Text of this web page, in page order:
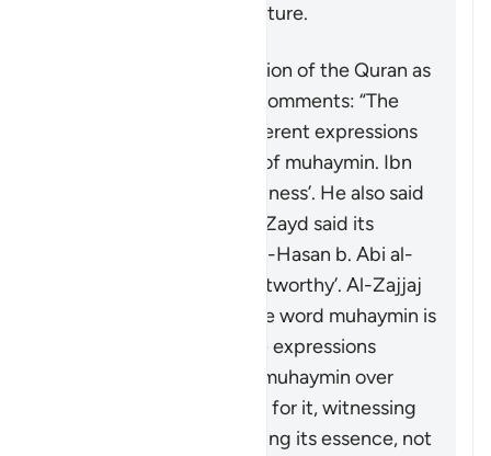
) over all scripture.
Concerning the description of the Quran as
“guardian”, Ibn ‘Atiyyah comments: “The
exegetes have used different expressions
to capture the meaning of muhaymin. Ibn
ʿAbbas said it means ‘witness’. He also said
it means ‘entrusted’. Ibn Zayd said its
meaning is ‘confirmer’. Al-Hasan b. Abi al-
Hasan said it means ‘trustworthy’. Al-Zajjaj
mentioned ‘overseer’. The word muhaymin is
more specific than these expressions
muhaymin over
something is responsible for it, witnessing
its truths, and safeguarding its essence, not